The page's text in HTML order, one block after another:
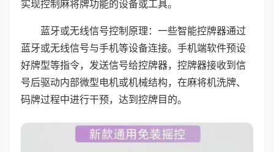
实现控制麻将牌功能的设备或工具。
蓝牙或无线信号控制原理：一些智能控牌器通过
蓝牙或无线信号与手机等设备连接。手机端软件预设
好牌型等指令，发送信号给控牌器，控牌器接收到信
号后驱动内部微型电机或机械结构，在麻将机洗牌、
码牌过程中进行干预，达到控牌目的。